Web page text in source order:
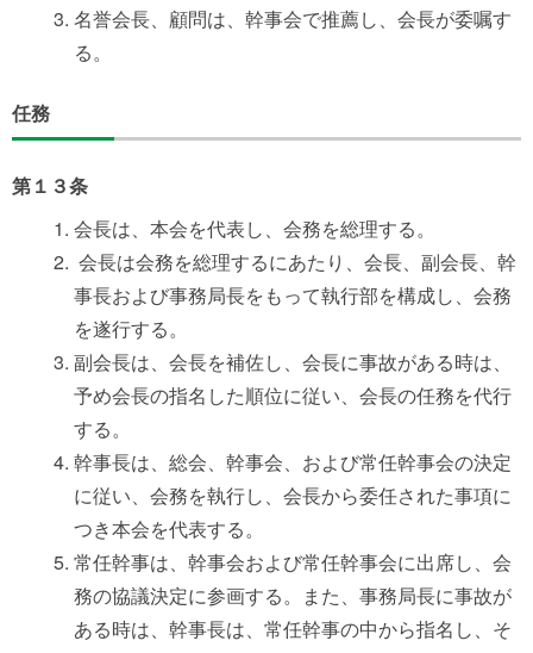
名誉会長、顧問は、幹事会で推薦し、会長が委嘱す
る。
任務
第１３条
会長は、本会を代表し、会務を総理する。
会長は会務を総理するにあたり、会長、副会長、幹
事長および事務局長をもって執行部を構成し、会務
を遂行する。
副会長は、会長を補佐し、会長に事故がある時は、
予め会長の指名した順位に従い、会長の任務を代行
する。
幹事長は、総会、幹事会、および常任幹事会の決定
に従い、会務を執行し、会長から委任された事項に
つき本会を代表する。
常任幹事は、幹事会および常任幹事会に出席し、会
務の協議決定に参画する。また、事務局長に事故が
ある時は、幹事長は、常任幹事の中から指名し、そ